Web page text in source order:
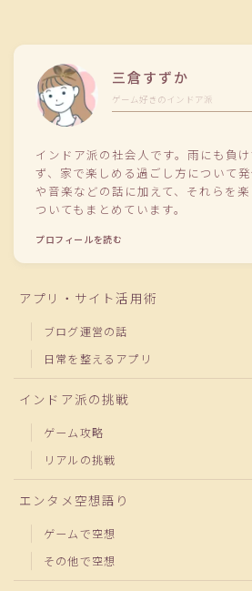
三倉すずか
ゲーム好きのインドア派
インドア派の社会人です。雨にも負
ず、家で楽しめる過ごし方について
や音楽などの話に加えて、それらを
ついてもまとめています。
プロフィールを読む
アプリ・サイト活用術
ブログ運営の話
日常を整えるアプリ
インドア派の挑戦
ゲーム攻略
リアルの挑戦
エンタメ空想語り
ゲームで空想
その他で空想